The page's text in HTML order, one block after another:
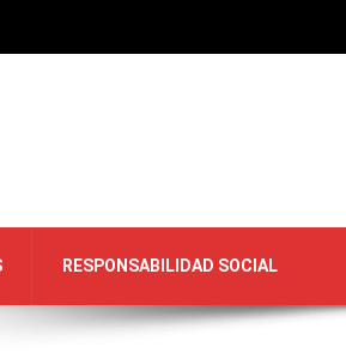
RESPONSABILIDAD SOCIAL